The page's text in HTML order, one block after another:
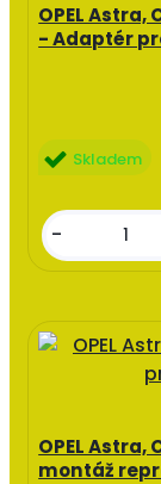
OPEL
- Adaptér
Skladem
-
OPEL
montáž